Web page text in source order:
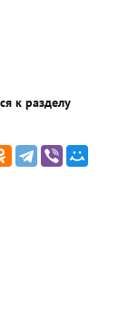
к разделу